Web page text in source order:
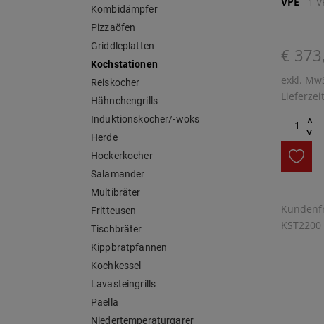
Kombidämpfer
Pizzaöfen
Griddleplatten
Kochstationen
Reiskocher
Hähnchengrills
Induktionskocher/-woks
Herde
Hockerkocher
Salamander
Multibräter
Fritteusen
Tischbräter
Kippbratpfannen
Kochkessel
Lavasteingrills
Paella
Niedertemperaturgarer
€
exkl.
^
^
KST2200